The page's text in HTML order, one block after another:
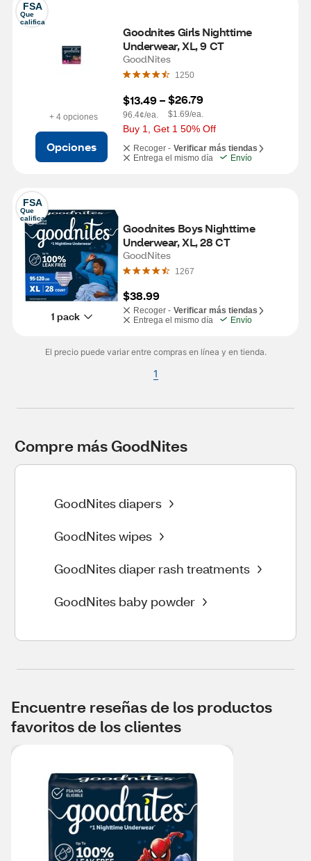
FSA
Que
califica
+ 4 opciones
Opciones
Goodnites Girls Nighttime
Underwear, XL, 9 CT
GoodNites
1250
$13.49 –
96.4¢/ea.
$26.79
$1.69/ea.
Buy 1, Get 1 50% Off
Recoger - Verificar más tiendas
Entrega el mismo día
Envío
FSA
Que
califica
1 pack
Goodnites Boys Nighttime
Underwear, XL, 28 CT
GoodNites
1267
$38.99
Recoger - Verificar más tiendas
Entrega el mismo día
Envío
El precio puede variar entre compras en línea y en tienda.
1
Compre más GoodNites
GoodNites diapers
GoodNites wipes
GoodNites diaper rash treatments
GoodNites baby powder
Encuentre reseñas de los productos
favoritos de los clientes